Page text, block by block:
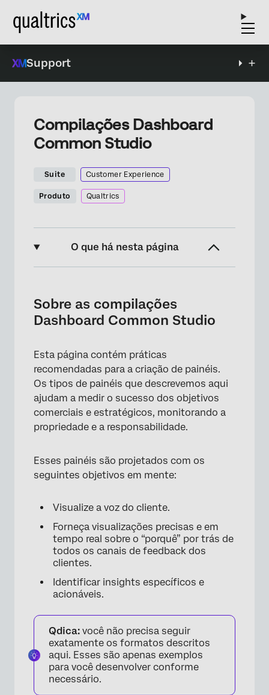
Support
Compilações Dashboard
Common Studio
Suite Customer Experience
Produto Qualtrics
O que há nesta página
Dashboard operacional
Dashboard estratégico
Sobre as compilações
Dashboard Common Studio
Esta página contém práticas
recomendadas para a criação de painéis.
Os tipos de painéis que descrevemos aqui
ajudam a medir o sucesso dos objetivos
comerciais e estratégicos, monitorando a
propriedade e a responsabilidade.
Esses painéis são projetados com os
seguintes objetivos em mente:
Visualize a voz do cliente.
Forneça visualizações precisas e em
tempo real sobre o “porquê” por trás de
todos os canais de feedback dos
clientes.
Identificar insights específicos e
acionáveis.
Qdica: você não precisa seguir
exatamente os formatos descritos
aqui. Esses são apenas exemplos
para você desenvolver conforme
necessário.